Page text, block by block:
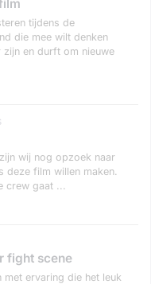
tijdens de
die mee wilt denken
en durft om nieuwe
wij nog opzoek naar
deze film willen maken.
crew gaat ...
fight scene
met ervaring die het leuk